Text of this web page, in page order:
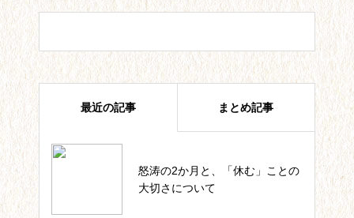
最近の記事 まとめ記事
怒涛の2か月と、「休む」ことの
大切さについて
四葉ストーリー記事一覧